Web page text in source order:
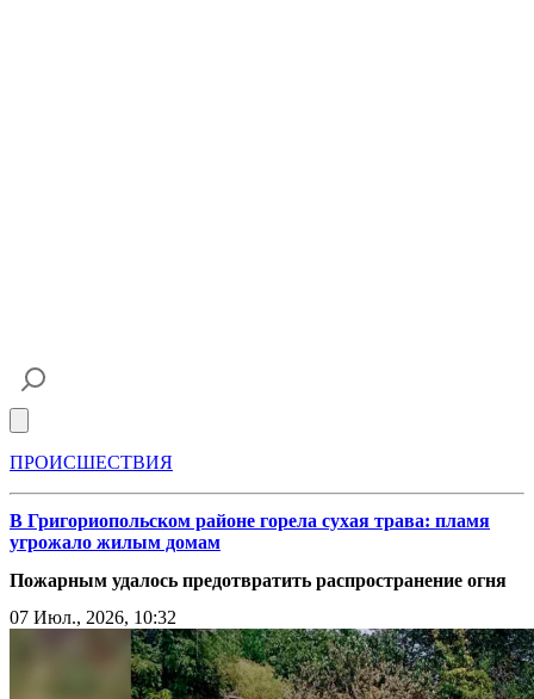
ПРОИСШЕСТВИЯ
В Григориопольском районе горела сухая трава: пламя
угрожало жилым домам
Пожарным удалось предотвратить распространение огня
07 Июл., 2026, 10:32